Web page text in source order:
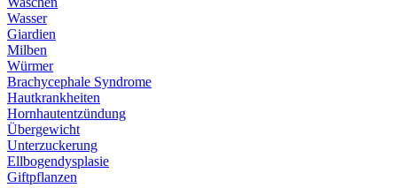
Wasser
Giardien
Milben
Würmer
Brachycephale Syndrome
Hautkrankheiten
Hornhautentzündung
Übergewicht
Unterzuckerung
Ellbogendysplasie
Giftpflanzen